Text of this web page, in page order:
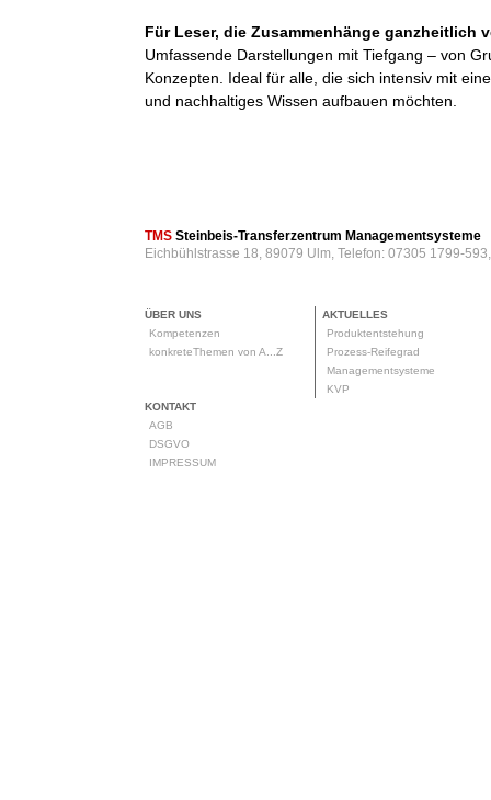
Für Leser, die Zusammenhänge ganzheitlich
Umfassende Darstellungen mit Tiefgang – von
Konzepten. Ideal für alle, die sich intensiv mit
und nachhaltiges Wissen aufbauen möchten.
TMS Steinbeis-Transferzentrum Managementsysteme
Eichbühlstrasse 18, 89079 Ulm, Telefon: 07305 1799-
ÜBER UNS
Kompetenzen
konkreteThemen von A...Z
AKTUELLES
Produktentstehung
Prozess-Reifegrad
Managementsysteme
KVP
KONTAKT
AGB
DSGVO
IMPRESSUM